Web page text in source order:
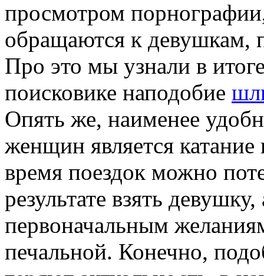
просмотром
обращаются к девушкам,
Про это мы узнали в
поисковике наподобие
Опять же, наименее
женщин является
время поездок можно
результате взять
первоначальным
печальной. Конечно,